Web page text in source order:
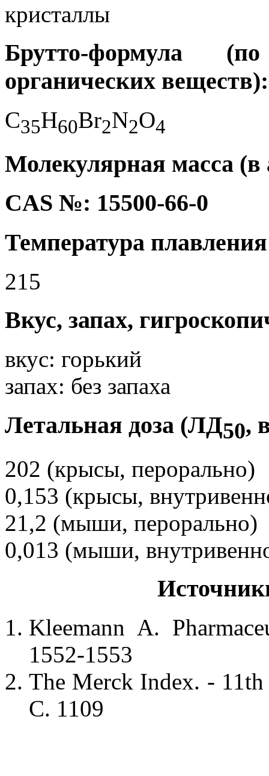
кристаллы
Брутто-формула
органических веществ):
C35H60Br2N2O4
Молекулярная масса (в
CAS №: 15500-66-0
Температура
215
Вкус, запах,
вкус: горький
запах: без запаха
Летальная доза (ЛД50,
202 (крысы, перорально)
0,153 (крысы,
21,2 (мыши, перорально)
0,013 (мыши,
Kleemann A.
1552-1553
The Merck Index. -
С. 1109